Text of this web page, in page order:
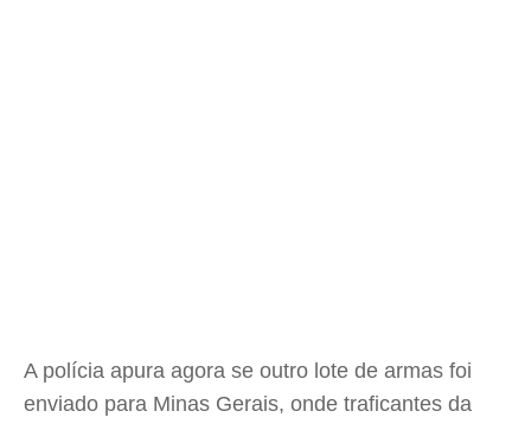
A polícia apura agora se outro lote de armas foi
enviado para Minas Gerais, onde traficantes da